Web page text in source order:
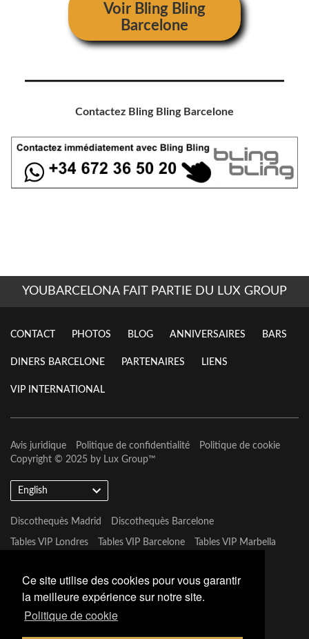
Ce site utilise des cookies pour vous garantir
la meilleure expérience sur notre site.
Politique de cookie
Voir Bling Bling
Barcelone
Contactez Bling Bling Barcelone
YOUBARCELONA FAIT PARTIE DU LUX GROUP
CONTACT PHOTOS BLOG ANNIVERSAIRES BARS
DINERS BARCELONE PARTENAIRES LIENS
VIP INTERNATIONAL
Avis juridique Politique de confidentialité
Politique de cookie
Copyright © 2025 by Lux Group™
English
Discothequès Madrid Discothequès Barcelone
Tables VIP Londres Tables VIP Barcelone Tables VIP Marbella